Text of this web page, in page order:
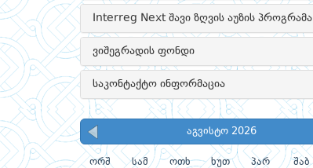
Interreg Next შავი ზღვის აუზის პროგრამა
ვიშეგრადის ფონდი
საკონტაქტო ინფორმაცია
აგვისტო 2026
ორშ სამ ოთხ ხუთ პარ შაბ